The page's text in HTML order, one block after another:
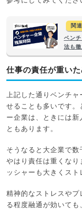
関
ベン
法も徹
仕事の責任が重いた
上記した通りベンチ
せることも多いです。
ー企業は、ときには新
ともあります。
そうなると大企業で数
やはり責任は重くなり
ッシャーも大きくスト
精神的なストレスやプ
る程度融通が効いて